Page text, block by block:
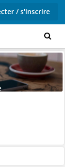
/ s'inscrire